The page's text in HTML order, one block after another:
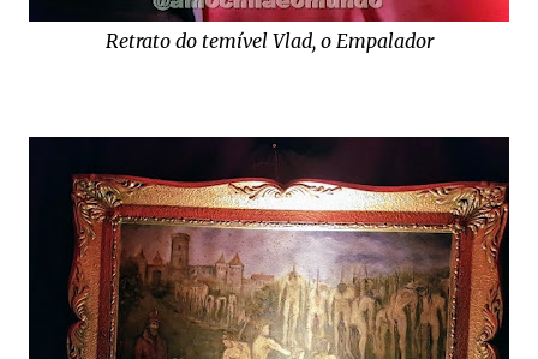
Retrato do temível Vlad, o Empalador